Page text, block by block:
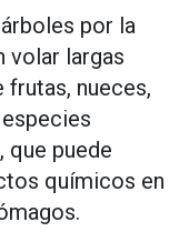
por la
volar largas
frutas, nueces,
que puede
químicos en